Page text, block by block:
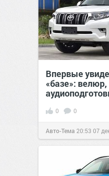
Впервые
«базе»:
0 0
Авто-Тема 20:53 07